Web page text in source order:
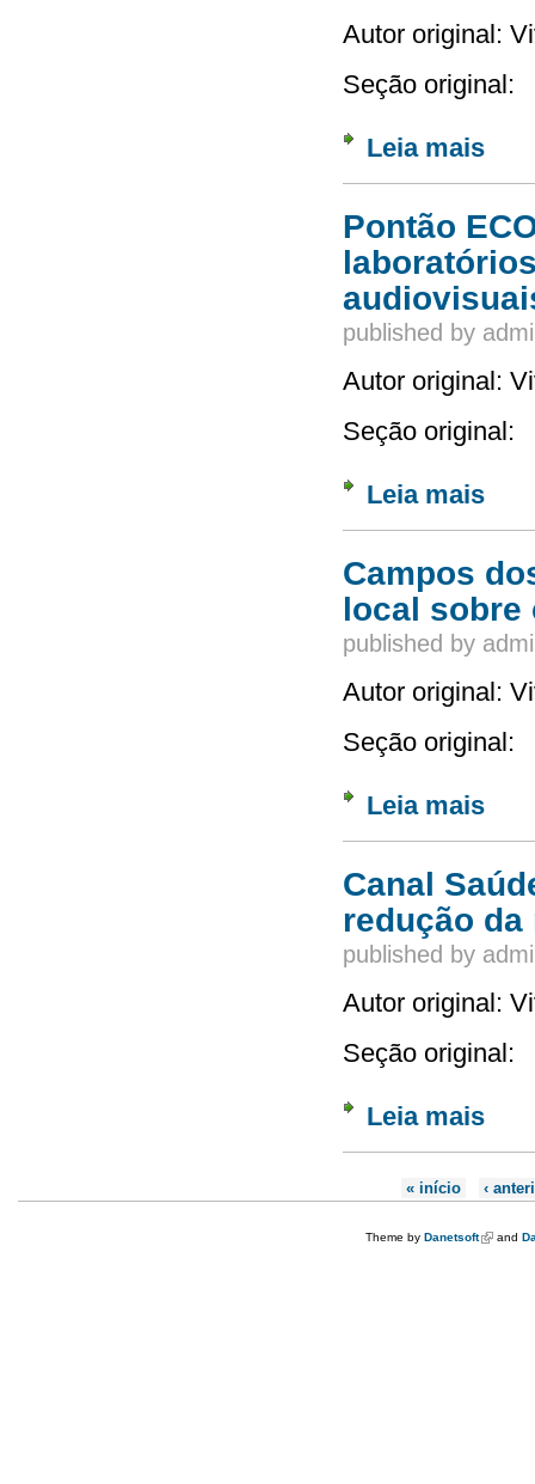
Autor original:
Seção original:
Leia mais
Pontão
published by
Autor original:
Seção original:
Leia mais
Campos
local sobre
published by
Autor original:
Seção original:
Leia mais
Canal
redução
published by
Autor original:
Seção original:
Leia mais
Páginas« início ‹
Theme by Danetsoft(link is
and